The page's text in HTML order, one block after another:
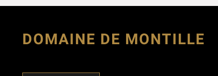
DOMAINE DE MONTILLE